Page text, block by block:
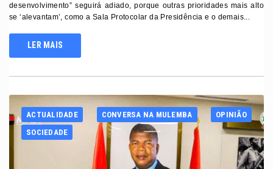
desenvolvimento” seguirá adiado, porque outras prioridades mais alto
se ‘alevantam’, como a Sala Protocolar da Presidência e o demais...
LER MAIS
ACTUALIDADE CONVERSA NA MULEMBA
OPINIÃO
SOCIEDADE